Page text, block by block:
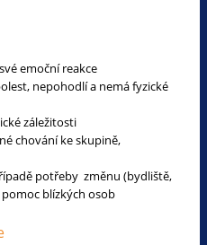
emoční reakce
nepohodlí a nemá fyzické
záležitosti
chování ke skupině,
potřeby změnu (bydliště,
blízkých osob